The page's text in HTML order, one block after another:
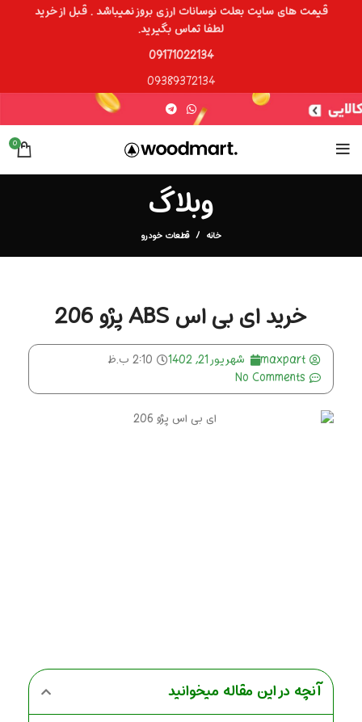
0
وبلاگ
خانه قطعات خودرو
خرید ای بی اس ABS پژو 206
maxpart شهریور 21, 1402
2:10 ب.ظ
No Comments
آنچه در این مقاله میخوانید
قیمت های سایت بعلت نوسانات ارزی بروز نمیباشد . قبل از خرید
لطفا تماس بگیرید.
09171022134
09389372134